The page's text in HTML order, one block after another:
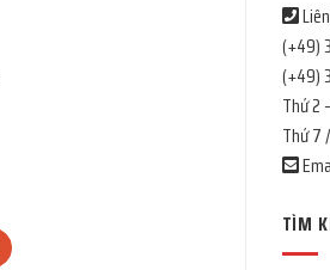
(+49)
(+49)
Thứ 2
Thứ 7
TÌM